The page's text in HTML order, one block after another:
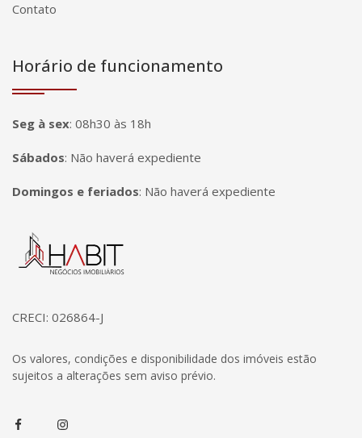
Contato
Horário de funcionamento
Seg à sex: 08h30 às 18h
Sábados: Não haverá expediente
Domingos e feriados: Não haverá expediente
Página inicial
CRECI: 026864-J
Os valores, condições e disponibilidade dos imóveis estão
sujeitos a alterações sem aviso prévio.
FacebookInstagram